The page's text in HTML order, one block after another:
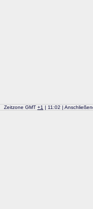
Zeitzone GMT +1 | 11:02 |